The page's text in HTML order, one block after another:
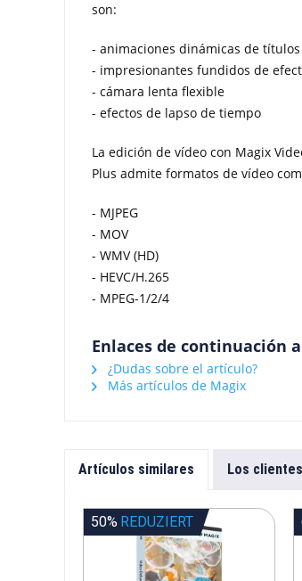
son:
- animaciones dinámicas de títulos
- impresionantes fundidos de
- cámara lenta flexible
- efectos de lapso de tiempo
La edición de vídeo con Magix
Plus admite formatos de vídeo
- MJPEG
- MOV
- WMV (HD)
- HEVC/H.265
- MPEG-1/2/4
Enlaces de continuación
¿Dudas sobre el artículo?
Más artículos de Magix
Artículos similares Los
50% REDUZIERT